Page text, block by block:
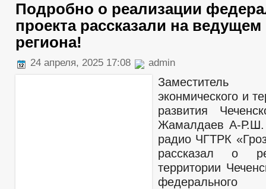
Подробно о реализации
проекта рассказали на
региона!
24 апреля, 2025 17:08 admin
эконмического и
развития
Жамалдаев А-Р.Ш.
радио ЧГТРК
рассказал о
территории